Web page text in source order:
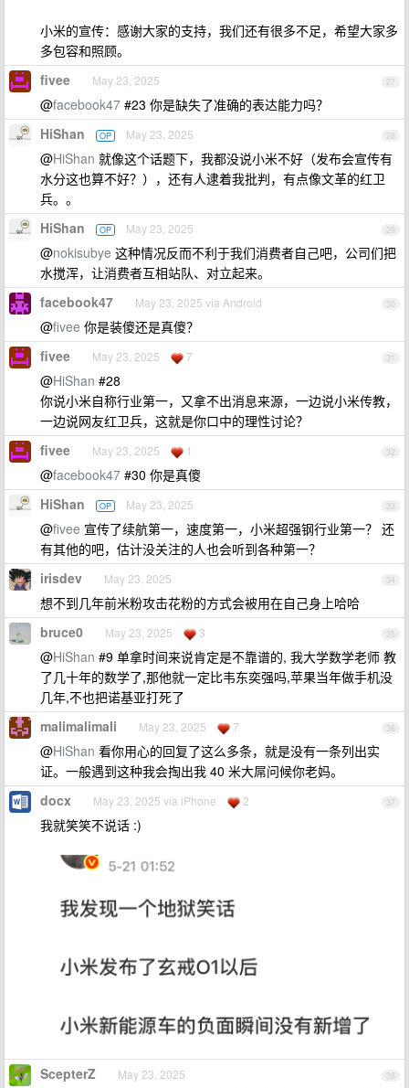
小米的宣传：感谢大家的支持，我们还有很多不足，希望大家多
多包容和照顾。
27
fivee May 23, 2025
@facebook47 #23 你是缺失了准确的表达能力吗？
28
HiShan OP May 23, 2025
@HiShan 就像这个话题下，我都没说小米不好（发布会宣传有
水分这也算不好？），还有人逮着我批判，有点像文革的红卫
兵。。
29
HiShan OP May 23, 2025
@nokisubye 这种情况反而不利于我们消费者自己吧，公司们把
水搅浑，让消费者互相站队、对立起来。
30
facebook47 May 23, 2025 via Android
@fivee 你是装傻还是真傻？
31
fivee May 23, 2025 7
@HiShan #28
你说小米自称行业第一，又拿不出消息来源，一边说小米传教，
一边说网友红卫兵，这就是你口中的理性讨论？
32
fivee May 23, 2025 1
@facebook47 #30 你是真傻
33
HiShan OP May 23, 2025
@fivee 宣传了续航第一，速度第一，小米超强钢行业第一？ 还
有其他的吧，估计没关注的人也会听到各种第一？
34
irisdev May 23, 2025
想不到几年前米粉攻击花粉的方式会被用在自己身上哈哈
35
bruce0 May 23, 2025 3
@HiShan #9 单拿时间来说肯定是不靠谱的, 我大学数学老师 教
了几十年的数学了,那他就一定比韦东奕强吗,苹果当年做手机没
几年,不也把诺基亚打死了
36
malimalimali May 23, 2025 7
@HiShan 看你用心的回复了这么多条，就是没有一条列出实
证。一般遇到这种我会掏出我 40 米大屌问候你老妈。
37
docx May 23, 2025 via iPhone 2
我就笑笑不说话 :)
38
ScepterZ May 23, 2025